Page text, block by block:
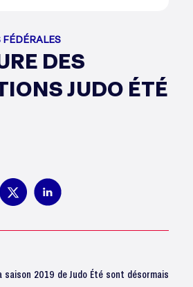
DES
JUDO ÉTÉ
2019 de Judo Été sont désormais